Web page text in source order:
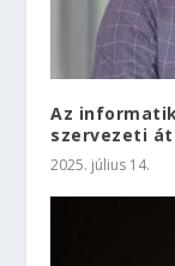
Az
szervezeti
2025. július 14.